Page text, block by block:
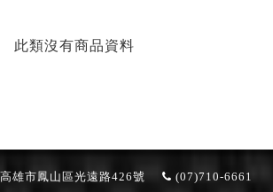
此類沒有商品資料
高雄市鳳山區光遠路426號 (07)710-6661